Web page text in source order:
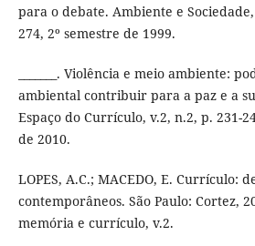
para o debate. Ambiente e
274, 2º semestre de 1999.
_______. Violência e meio ambiente:
ambiental contribuir para a paz e a
Espaço do Currículo, v.2, n.2, p. 231-
de 2010.
LOPES, A.C.; MACEDO, E. Currículo:
contemporâneos. São Paulo: Cortez,
memória e currículo, v.2.